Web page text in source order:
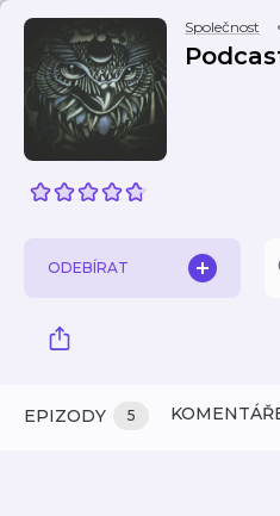
Společnost
ODEBÍRAT
EPIZODY 5